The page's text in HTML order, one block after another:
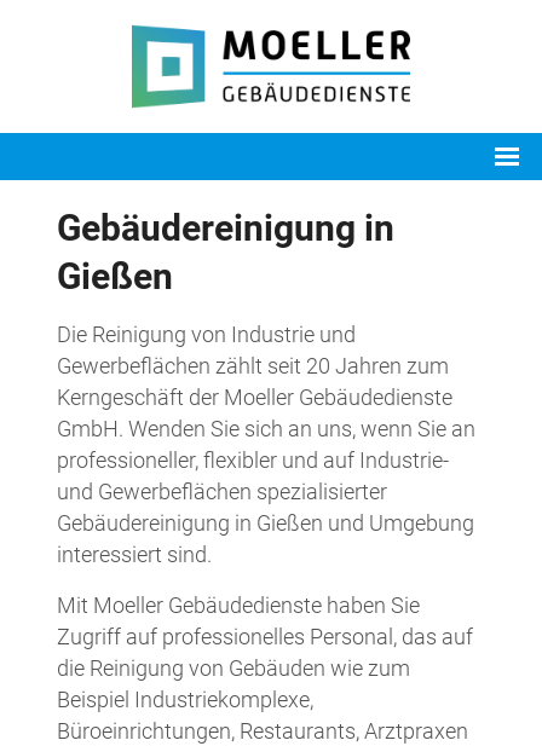
Gebäudereinigung in
Gießen
Die Reinigung von Industrie und
Gewerbeflächen zählt seit 20 Jahren zum
Kerngeschäft der Moeller Gebäudedienste
GmbH. Wenden Sie sich an uns, wenn Sie an
professioneller, flexibler und auf Industrie-
und Gewerbeflächen spezialisierter
Gebäudereinigung in Gießen und Umgebung
interessiert sind.
Mit Moeller Gebäudedienste haben Sie
Zugriff auf professionelles Personal, das auf
die Reinigung von Gebäuden wie zum
Beispiel Industriekomplexe,
Büroeinrichtungen, Restaurants, Arztpraxen